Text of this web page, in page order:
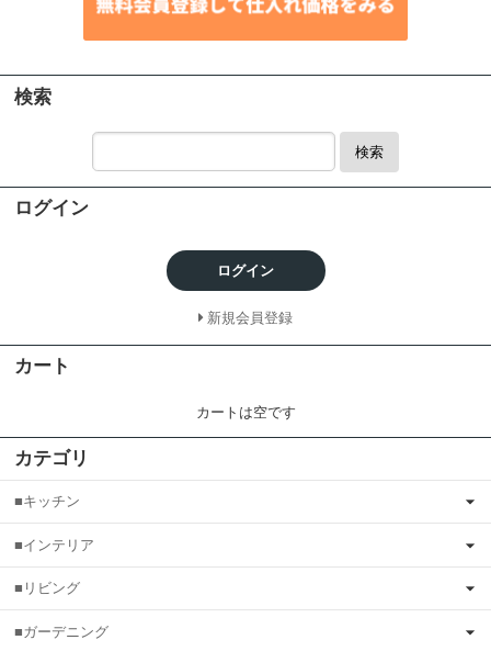
検索
検索
ログイン
ログイン
新規会員登録
カート
カートは空です
カテゴリ
■キッチン
■インテリア
■リビング
■ガーデニング